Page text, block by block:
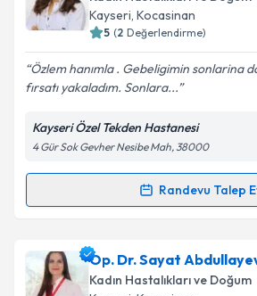
almanız için bir takvim
bilgilendireceğiz.
E-posta Adresiniz
Kişisel verilerimin işlenmesine
Metni'ni okudum ve kişisel
kapsamda işlenmesini kabul
Kayseri, Kocasinan
5 (2 Değerlendirme)
Özlem hanımla . Gebeligimin sonlarina
fırsatı yakaladım. Sonlara...
Kayseri Özel Tekden Hastanesi
4 Gür Sok Gevher Nesibe Mah, 38000
Randevu Talep
Randevu Takvimi Talebi
Op. Dr. Özlem Katırcıiçin
oluşturun. Size bu uzmandan
Op. Dr. Sayat
Kadın Hastalıkları ve Doğum